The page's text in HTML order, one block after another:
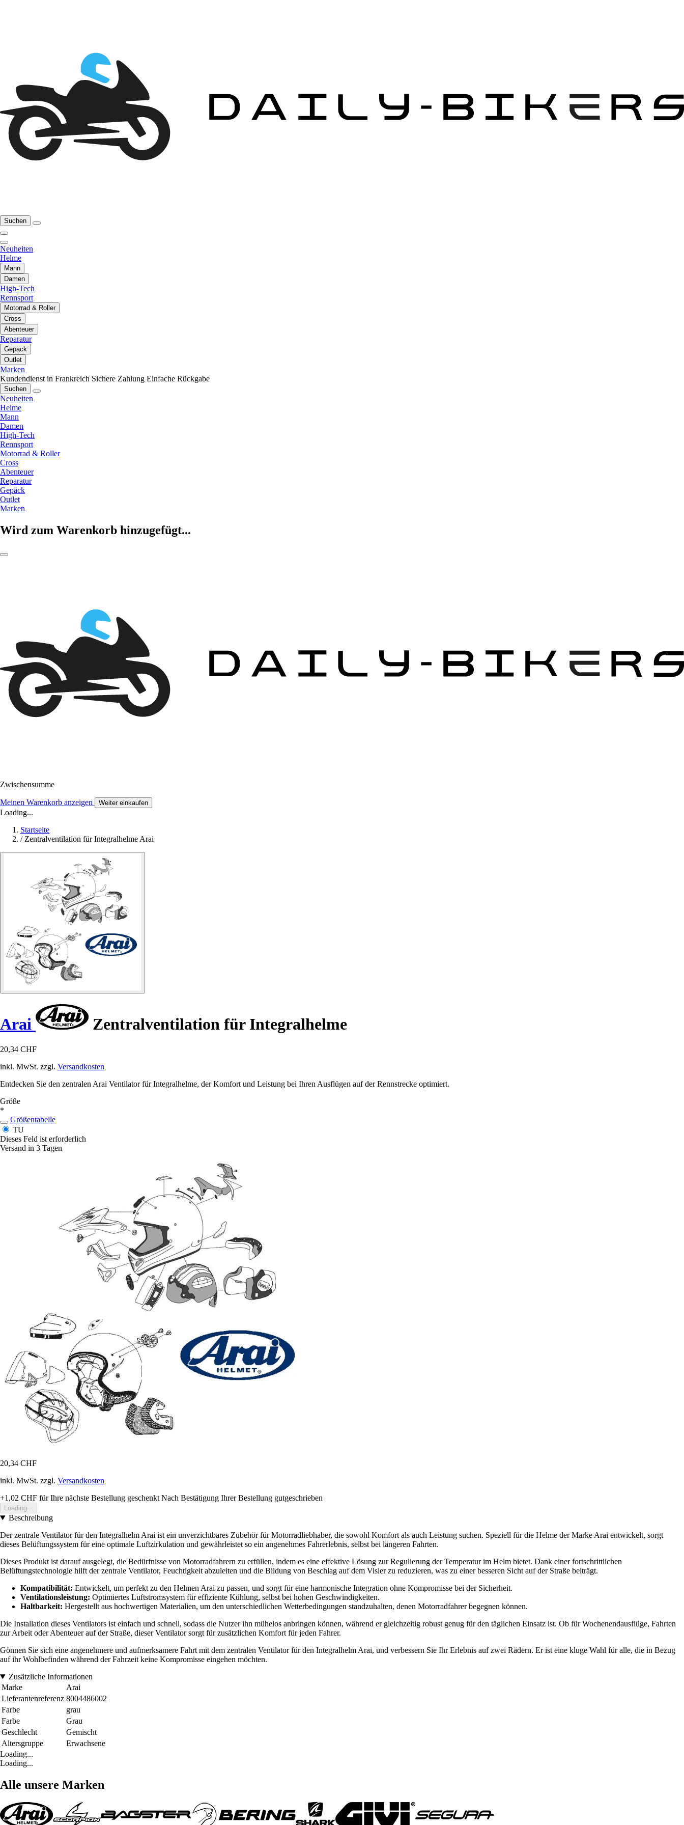
Suchen
Neuheiten
Helme
Mann
Damen
High-Tech
Rennsport
Motorrad & Roller
Cross
Abenteuer
Reparatur
Gepäck
Outlet
Marken
Kundendienst in Frankreich Sichere Zahlung Einfache Rückgabe
Suchen
Neuheiten
Helme
Mann
Damen
High-Tech
Rennsport
Motorrad & Roller
Cross
Abenteuer
Reparatur
Gepäck
Outlet
Marken
Wird zum Warenkorb hinzugefügt...
Zwischensumme
Meinen Warenkorb anzeigen Weiter einkaufen
Loading...
Startseite
/ Zentralventilation für Integralhelme Arai
Arai Zentralventilation für Integralhelme
20,34 CHF
inkl. MwSt. zzgl. Versandkosten
Entdecken Sie den zentralen Arai Ventilator für Integralhelme, der Komfort und Leistung bei Ihren Ausflügen auf der Rennstrecke optimiert.
Größe
*
Größentabelle
TU
Dieses Feld ist erforderlich
Versand in 3 Tagen
20,34 CHF
inkl. MwSt. zzgl. Versandkosten
+1,02 CHF für Ihre nächste Bestellung geschenkt Nach Bestätigung Ihrer Bestellung gutgeschrieben
Loading...
Beschreibung
Der zentrale Ventilator für den Integralhelm Arai ist ein unverzichtbares Zubehör für Motorradliebhaber, die sowohl Komfort als auch Leistung suchen. Speziell für die Helme der Marke Arai entwickelt, sorgt
dieses Belüftungssystem für eine optimale Luftzirkulation und gewährleistet so ein angenehmes Fahrerlebnis, selbst bei längeren Fahrten.
Dieses Produkt ist darauf ausgelegt, die Bedürfnisse von Motorradfahrern zu erfüllen, indem es eine effektive Lösung zur Regulierung der Temperatur im Helm bietet. Dank einer fortschrittlichen
Belüftungstechnologie hilft der zentrale Ventilator, Feuchtigkeit abzuleiten und die Bildung von Beschlag auf dem Visier zu reduzieren, was zu einer besseren Sicht auf der Straße beiträgt.
Kompatibilität: Entwickelt, um perfekt zu den Helmen Arai zu passen, und sorgt für eine harmonische Integration ohne Kompromisse bei der Sicherheit.
Ventilationsleistung: Optimiertes Luftstromsystem für effiziente Kühlung, selbst bei hohen Geschwindigkeiten.
Haltbarkeit: Hergestellt aus hochwertigen Materialien, um den unterschiedlichen Wetterbedingungen standzuhalten, denen Motorradfahrer begegnen können.
Die Installation dieses Ventilators ist einfach und schnell, sodass die Nutzer ihn mühelos anbringen können, während er gleichzeitig robust genug für den täglichen Einsatz ist. Ob für Wochenendausflüge, Fahrten
zur Arbeit oder Abenteuer auf der Straße, dieser Ventilator sorgt für zusätzlichen Komfort für jeden Fahrer.
Gönnen Sie sich eine angenehmere und aufmerksamere Fahrt mit dem zentralen Ventilator für den Integralhelm Arai, und verbessern Sie Ihr Erlebnis auf zwei Rädern. Er ist eine kluge Wahl für alle, die in Bezug
auf ihr Wohlbefinden während der Fahrzeit keine Kompromisse eingehen möchten.
Zusätzliche Informationen
Marke
Arai
Lieferantenreferenz 8004486002
Farbe
grau
Farbe
Grau
Geschlecht
Gemischt
Altersgruppe
Erwachsene
Loading...
Loading...
Alle unsere Marken